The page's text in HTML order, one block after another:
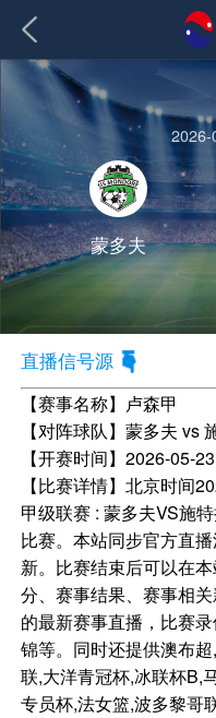
2026-
蒙多夫
直播信号源
【赛事名称】 卢森甲
【对阵球队】蒙多夫 vs
【开赛时间】2026-05-
【比赛详情】北京时间
甲级联赛 : 蒙多夫VS施
比赛。本站同步官方直
新。比赛结束后可以在
分、赛事结果、赛事相
的最新赛事直播，比赛
锦等。同时还提供澳布
联,大洋青冠杯,冰联杯B,
专员杯,法女篮,波多黎哥